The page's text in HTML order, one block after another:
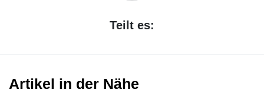
Teilt es:
Artikel in der Nähe